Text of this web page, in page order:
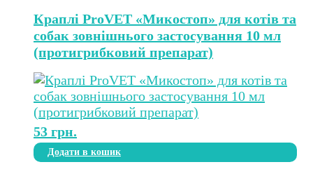
Краплі ProVET «Микостоп» для котів та
собак зовнішнього застосування 10 мл
(протигрибковий препарат)
53 грн.
Додати в кошик